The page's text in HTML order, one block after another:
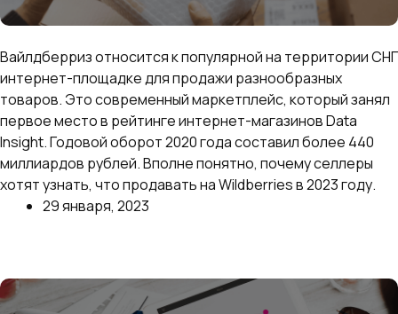
Вайлдберриз относится к популярной на территории СНГ
интернет-площадке для продажи разнообразных
товаров. Это современный маркетплейс, который занял
первое место в рейтинге интернет-магазинов Data
Insight. Годовой оборот 2020 года составил более 440
миллиардов рублей. Вполне понятно, почему селлеры
хотят узнать, что продавать на Wildberries в 2023 году.
29 января, 2023